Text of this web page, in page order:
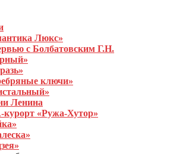
Люкс»
с Болбатовским Г.Н.
ключи»
Ленина
«Ружа-Хутор»